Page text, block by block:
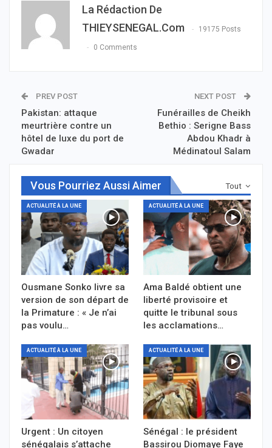
La Rédaction De
THIEYSENEGAL.com
19175 Posts
0 Comments
PREV POST
Pakistan: attaque
meurtrière contre un
hôtel de luxe du port de
Gwadar
NEXT POST
Funérailles de Cheikh
Bethio : Serigne Bass
Abdou Khadr à
Médinatoul Salam
Tout
Vous Pourriez Aussi Aimer
ACTUALITÉ À LA UNE
Ousmane Sonko livre sa
version de son départ de
la Primature : « Je n’ai
pas voulu…
ACTUALITÉ À LA UNE
Ama Baldé obtient une
liberté provisoire et
quitte le tribunal sous
les acclamations…
ACTUALITÉ À LA UNE
Urgent : Un citoyen
sénégalais s’attache
ACTUALITÉ À LA UNE
Sénégal : le président
Bassirou Diomaye Faye